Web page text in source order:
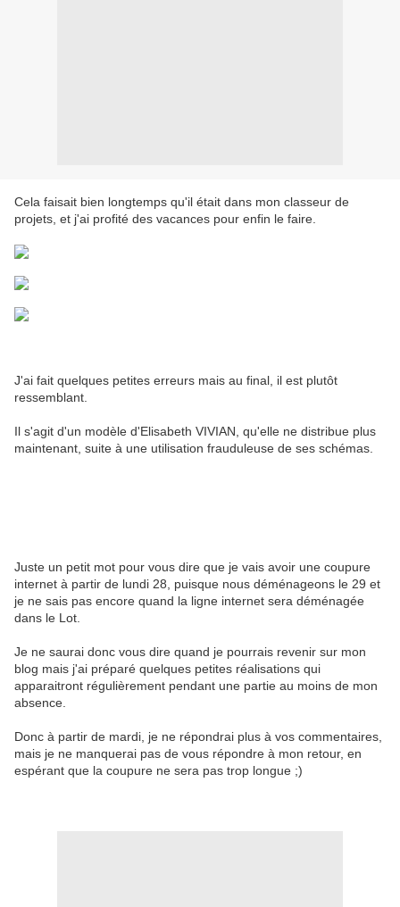
Cela faisait bien longtemps qu'il était dans mon classeur de
projets, et j'ai profité des vacances pour enfin le faire.
J'ai fait quelques petites erreurs mais au final, il est plutôt
ressemblant.
Il s'agit d'un modèle d'Elisabeth VIVIAN, qu'elle ne distribue plus
maintenant, suite à une utilisation frauduleuse de ses schémas.
Juste un petit mot pour vous dire que je vais avoir une coupure
internet à partir de lundi 28, puisque nous déménageons le 29 et
je ne sais pas encore quand la ligne internet sera déménagée
dans le Lot.
Je ne saurai donc vous dire quand je pourrais revenir sur mon
blog mais j'ai préparé quelques petites réalisations qui
apparaitront régulièrement pendant une partie au moins de mon
absence.
Donc à partir de mardi, je ne répondrai plus à vos commentaires,
mais je ne manquerai pas de vous répondre à mon retour, en
espérant que la coupure ne sera pas trop longue ;)